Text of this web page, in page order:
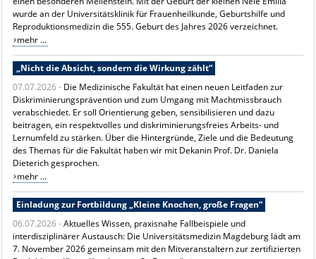
INTERNATIONAL
INTRANET
wurde an der Universitätsklinik für Frauenheilkunde, Geburtshilfe und
Reproduktionsmedizin die 555. Geburt des Jahres 2026 verzeichnet.
mehr ...
„Nicht die Absicht, sondern die Wirkung zählt“
07.07.2026 - Die Medizinische Fakultät hat einen neuen Leitfaden zur
Diskriminierungsprävention und zum Umgang mit Machtmissbrauch
verabschiedet. Er soll Orientierung geben, sensibilisieren und dazu
beitragen, ein respektvolles und diskriminierungsfreies Arbeits- und
Lernumfeld zu stärken. Über die Hintergründe, Ziele und die Bedeutung
des Themas für die Fakultät haben wir mit Dekanin Prof. Dr. Daniela
Dieterich gesprochen.
mehr ...
Einladung zur Fortbildung „Kleine Knochen, große Fragen“
06.07.2026 -Aktuelles Wissen, praxisnahe Fallbeispiele und
interdisziplinärer Austausch: Die Universitätsmedizin Magdeburg lädt am
7. November 2026 gemeinsam mit den Mitveranstaltern zur zertifizierten